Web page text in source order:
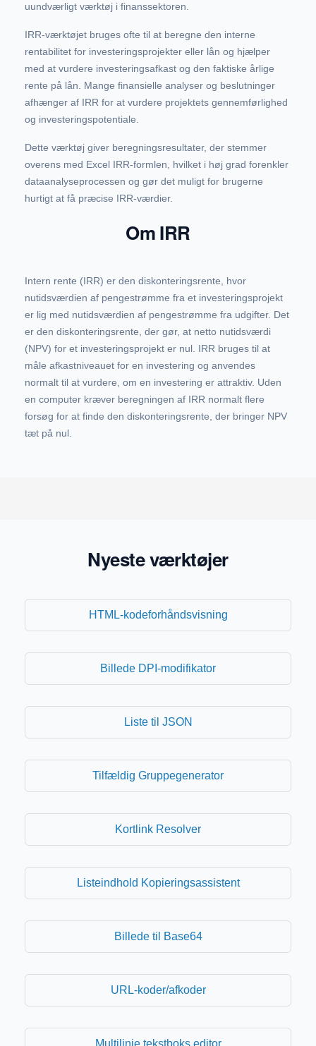
uundværligt værktøj i finanssektoren.
IRR-værktøjet bruges ofte til at beregne den interne
rentabilitet for investeringsprojekter eller lån og hjælper
med at vurdere investeringsafkast og den faktiske årlige
rente på lån. Mange finansielle analyser og beslutninger
afhænger af IRR for at vurdere projektets gennemførlighed
og investeringspotentiale.
Dette værktøj giver beregningsresultater, der stemmer
overens med Excel IRR-formlen, hvilket i høj grad forenkler
dataanalyseprocessen og gør det muligt for brugerne
hurtigt at få præcise IRR-værdier.
Om IRR
Intern rente (IRR) er den diskonteringsrente, hvor
nutidsværdien af ​​pengestrømme fra et investeringsprojekt
er lig med nutidsværdien af ​​pengestrømme fra udgifter. Det
er den diskonteringsrente, der gør, at netto nutidsværdi
(NPV) for et investeringsprojekt er nul. IRR bruges til at
måle afkastniveauet for en investering og anvendes
normalt til at vurdere, om en investering er attraktiv. Uden
en computer kræver beregningen af IRR normalt flere
forsøg for at finde den diskonteringsrente, der bringer NPV
tæt på nul.
Nyeste værktøjer
HTML-kodeforhåndsvisning
Billede DPI-modifikator
Liste til JSON
Tilfældig Gruppegenerator
Kortlink Resolver
Listeindhold Kopieringsassistent
Billede til Base64
URL-koder/afkoder
Multilinje tekstboks editor